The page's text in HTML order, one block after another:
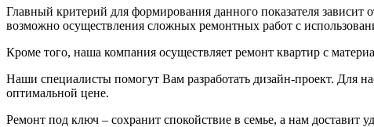
Главный критерий для формирования данного показателя
возможно осуществления сложных ремонтных работ с
Кроме того, наша компания осуществляет ремонт квартир с
Наши специалисты помогут Вам разработать дизайн-проект. Для
оптимальной цене.
Ремонт под ключ – сохранит спокойствие в семье, а нам доставит